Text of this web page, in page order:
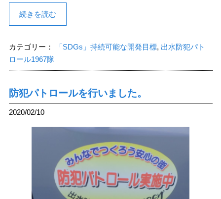
続きを読む
カテゴリー： 「SDGs」持続可能な開発目標, 出水防犯パト
ロール1967隊
防犯パトロールを行いました。
2020/02/10